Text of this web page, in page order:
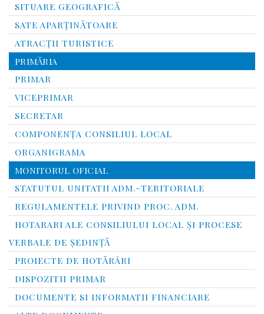
SITUARE GEOGRAFICĂ
SATE APARȚINĂTOARE
ATRACȚII TURISTICE
PRIMĂRIA
PRIMAR
VICEPRIMAR
SECRETAR
COMPONENȚA CONSILIUL LOCAL
ORGANIGRAMA
MONITORUL OFICIAL
STATUTUL UNITATII ADM.-TERITORIALE
REGULAMENTELE PRIVIND PROC. ADM.
HOTARARI ALE CONSILIULUI LOCAL ȘI PROCESE
VERBALE DE ȘEDINȚĂ
PROIECTE DE HOTĂRÂRI
DISPOZITII PRIMAR
DOCUMENTE SI INFORMATII FINANCIARE